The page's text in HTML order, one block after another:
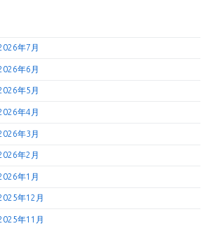
年7月
年6月
年5月
年4月
年3月
年2月
年1月
年12月
年11月